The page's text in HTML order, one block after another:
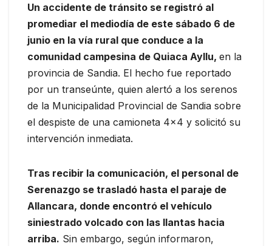
Un accidente de tránsito se registró al
promediar el mediodía de este sábado 6 de
junio en la vía rural que conduce a la
comunidad campesina de Quiaca Ayllu, en la
provincia de Sandia. El hecho fue reportado
por un transeúnte, quien alertó a los serenos
de la Municipalidad Provincial de Sandia sobre
el despiste de una camioneta 4×4 y solicitó su
intervención inmediata.
Tras recibir la comunicación, el personal de
Serenazgo se trasladó hasta el paraje de
Allancara, donde encontró el vehículo
siniestrado volcado con las llantas hacia
arriba. Sin embargo, según informaron,